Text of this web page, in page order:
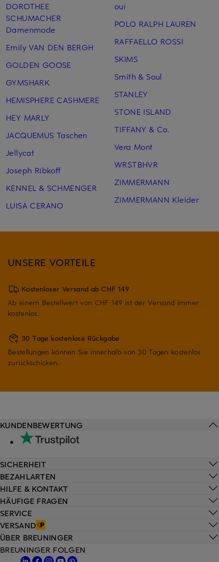
DOROTHEE
SCHUMACHER
Damenmode
Emily VAN DEN BERGH
GOLDEN GOOSE
GYMSHARK
HEMISPHERE CASHMERE
HEY MARLY
JACQUEMUS Taschen
Jellycat
Joseph Ribkoff
KENNEL & SCHMENGER
LUISA CERANO
oui
POLO RALPH LAUREN
RAFFAELLO ROSSI
SKIMS
Smith & Soul
STANLEY
STONE ISLAND
TIFFANY & Co.
Vera Mont
WRSTBHVR
ZIMMERMANN
ZIMMERMANN Kleider
UNSERE VORTEILE
Kostenloser Versand ab CHF 149
Ab einem Bestellwert von CHF 149 ist der Versand immer
kostenlos.
30 Tage kostenlose Rückgabe
Bestellungen können Sie innerhalb von 30 Tagen kostenlos
zurückschicken.
HILFE & KONTAKT
HÄUFIGE FRAGEN
SERVICE
VERSAND
KUNDENBEWERTUNG
SICHERHEIT
BEZAHLARTEN
ÜBER BREUNINGER
BREUNINGER FOLGEN